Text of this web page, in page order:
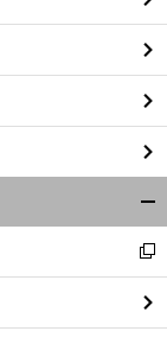
閉
る
新
し
い
ウ